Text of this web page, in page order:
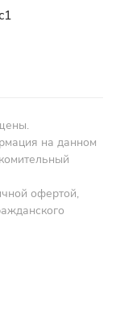
на данном
офертой,